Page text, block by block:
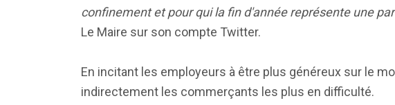
confinement et pour qui la fin d'année représente une
Le Maire sur son compte Twitter.
En incitant les employeurs à être plus généreux sur le
indirectement les commerçants les plus en difficulté.